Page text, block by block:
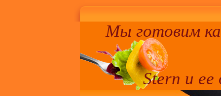
Мы готовим
Stern и ее